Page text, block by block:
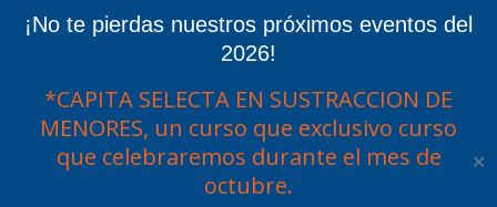
¡No te pierdas nuestros próximos eventos del
2026!
*CAPITA SELECTA EN SUSTRACCION DE
MENORES, un curso que exclusivo curso
que celebraremos durante el mes de
octubre.
✕